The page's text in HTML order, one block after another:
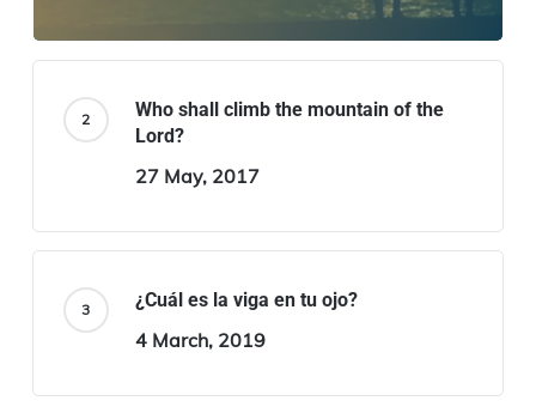
Who shall climb the mountain of the
Lord?
27 May, 2017
¿Cuál es la viga en tu ojo?
4 March, 2019